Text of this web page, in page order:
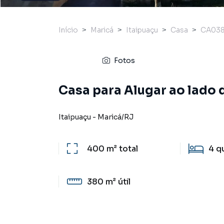
Início Maricá Itaipuaçu Casa
Fotos
Casa para Alugar ao lado
Itaipuaçu - Maricá/RJ
400 m²total 4
380 m² útil